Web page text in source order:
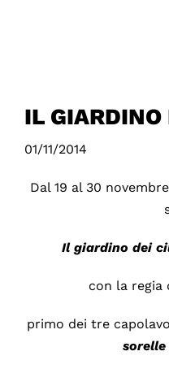
IL GIARDINO
01/11/2014
Dal 19 al 30
Il giardino dei
con la regia
primo dei tre
sorelle